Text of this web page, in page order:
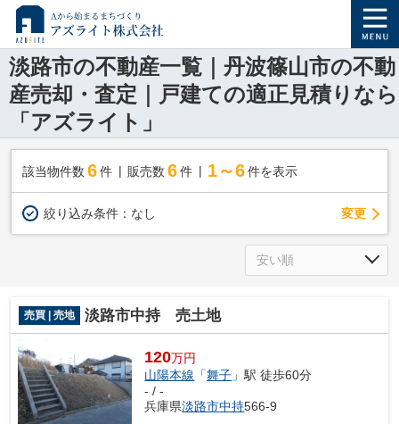
淡路市の不動産一覧｜丹波篠山市の不動
産売却・査定｜戸建ての適正見積りなら
「アズライト」
該当物件数 6件 販売数 6 件 1～6 件を表示
絞り込み条件： なし 変更
売買 | 売地 淡路市中持 売土地
120万円
山陽本線 「舞子 」駅 徒歩60分
- / -
兵庫県淡路市中持566-9